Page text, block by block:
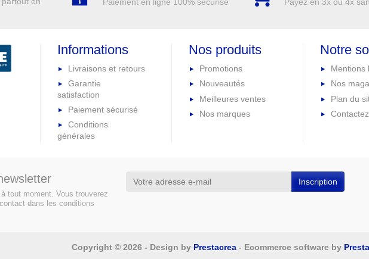
Informations
Livraisons et retours
Garantie
satisfaction
Paiement sécurisé
Conditions
générales
Nos produits
Promotions
Nouveautés
Meilleures ventes
Nos marques
Notre
Mentions
Nos
Plan du
tout moment. Vous trouverez
dans les conditions
Copyright © 2026 - Design by Prestacrea- Ecommerce software by